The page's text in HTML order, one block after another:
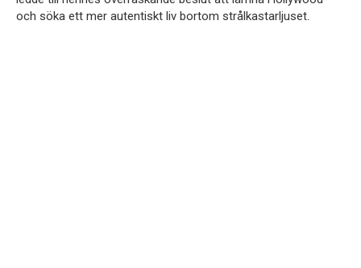
och söka ett mer autentiskt liv bortom strålkastarljuset.